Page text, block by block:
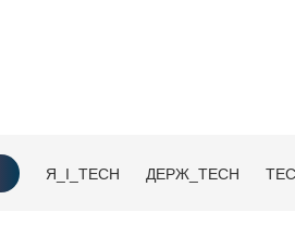
Я_І_TECH ДЕРЖ_TECH